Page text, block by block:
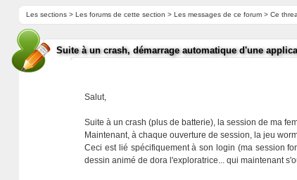
Les sections> Les forums de cette section > Les messages de ce forum> Ce
Suite à un crash, démarrage automatique d'une
Salut,
Suite à un crash (plus de batterie), la session de ma
Maintenant, à chaque ouverture de session, la jeu
Ceci est lié spécifiquement à son login (ma session
dessin animé de dora l'exploratrice... qui maintenant